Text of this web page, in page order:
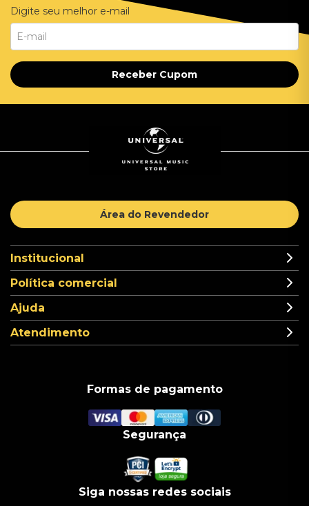
Digite seu melhor e-mail
Receber Cupom
Área do Revendedor
Institucional
Política comercial
Ajuda
Atendimento
Formas de pagamento
Segurança
Siga nossas redes sociais